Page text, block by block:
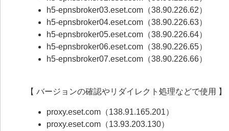
h5-epnsbroker03.eset.com（38.90.226.62）
h5-epnsbroker04.eset.com（38.90.226.63）
h5-epnsbroker05.eset.com（38.90.226.64）
h5-epnsbroker06.eset.com（38.90.226.65）
h5-epnsbroker07.eset.com（38.90.226.66）
【 バージョンの確認やリダイレクト処理などで使用 】
proxy.eset.com（138.91.165.201）
proxy.eset.com（13.93.203.130）